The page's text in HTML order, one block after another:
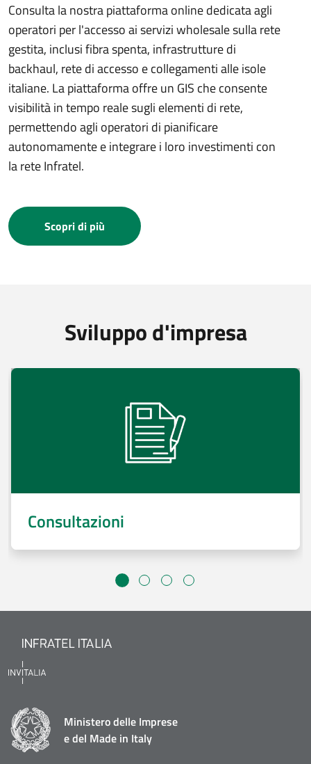
Consulta la nostra piattaforma online dedicata agli
operatori per l'accesso ai servizi wholesale sulla rete
gestita, inclusi fibra spenta, infrastrutture di
backhaul, rete di accesso e collegamenti alle isole
italiane. La piattaforma offre un GIS che consente
visibilità in tempo reale sugli elementi di rete,
permettendo agli operatori di pianificare
autonomamente e integrare i loro investimenti con
la rete Infratel.
Scopri di più
Sviluppo d'impresa
Consultazioni
Ministero delle Imprese
e del Made in Italy